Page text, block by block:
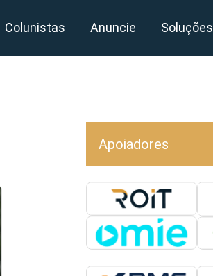
Colunistas Anuncie Soluções
Apoiadores